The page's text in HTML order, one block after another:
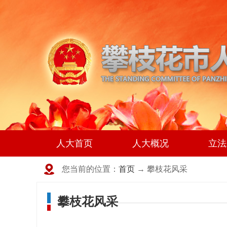
人大首页 人大概况 立
您当前的位置： 首页 → 攀枝花风采
攀枝花风采